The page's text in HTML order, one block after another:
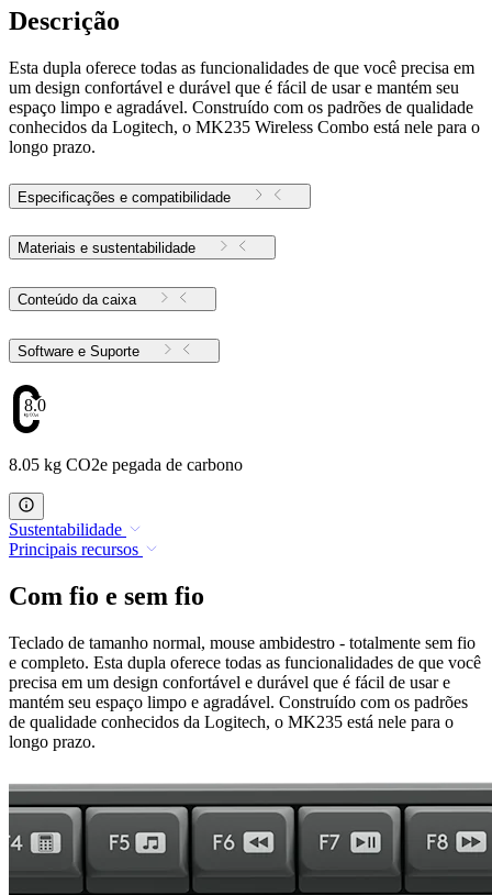
Descrição
Esta dupla oferece todas as funcionalidades de que você precisa em
um design confortável e durável que é fácil de usar e mantém seu
espaço limpo e agradável. Construído com os padrões de qualidade
conhecidos da Logitech, o MK235 Wireless Combo está nele para o
longo prazo.
Especificações e compatibilidade
Materiais e sustentabilidade
Conteúdo da caixa
Software e Suporte
8.05
8.05 kg CO2e pegada de carbono
Sustentabilidade
Principais recursos
Com fio e sem fio
Teclado de tamanho normal, mouse ambidestro - totalmente sem fio
e completo. Esta dupla oferece todas as funcionalidades de que você
precisa em um design confortável e durável que é fácil de usar e
mantém seu espaço limpo e agradável. Construído com os padrões
de qualidade conhecidos da Logitech, o MK235 está nele para o
longo prazo.